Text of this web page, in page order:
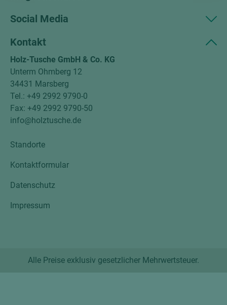
Social Media
Kontakt
Holz-Tusche GmbH & Co. KG
Unterm Ohmberg 12
34431 Marsberg
Tel.: +49 2992 9790-0
Fax: +49 2992 9790-50
info@holztusche.de
Standorte
Kontaktformular
Datenschutz
Impressum
Alle Preise exklusiv gesetzlicher Mehrwertsteuer.